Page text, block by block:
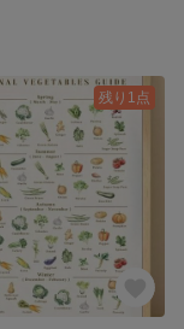
残り1点